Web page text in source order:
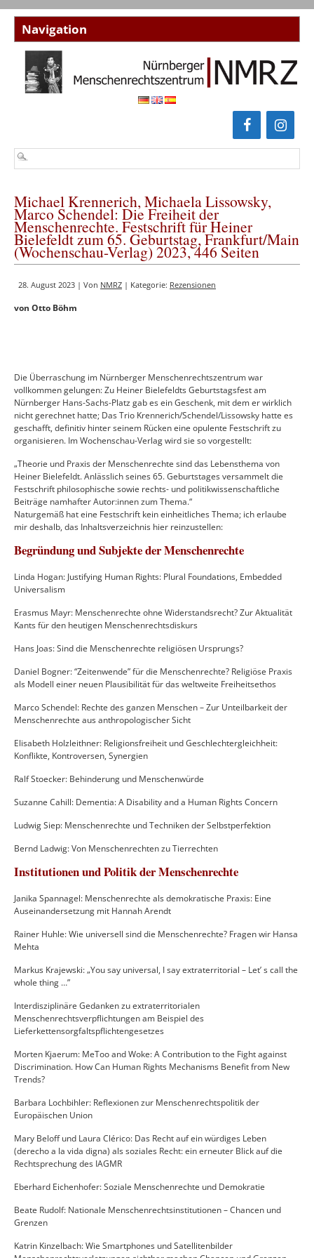
Michael Krennerich, Michaela Lissowsky,
Marco Schendel: Die Freiheit der
Menschenrechte. Festschrift für Heiner
Bielefeldt zum 65. Geburtstag, Frankfurt/Main
(Wochenschau-Verlag) 2023, 446 Seiten
28. August 2023 | Von NMRZ | Kategorie: Rezensionen
von Otto Böhm
Die Überraschung im Nürnberger Menschenrechtszentrum war
vollkommen gelungen: Zu Heiner Bielefeldts Geburtstagsfest am
Nürnberger Hans-Sachs-Platz gab es ein Geschenk, mit dem er wirklich
nicht gerechnet hatte; Das Trio Krennerich/Schendel/Lissowsky hatte es
geschafft, definitiv hinter seinem Rücken eine opulente Festschrift zu
organisieren. Im Wochenschau-Verlag wird sie so vorgestellt:
„Theorie und Praxis der Menschenrechte sind das Lebensthema von
Heiner Bielefeldt. Anlässlich seines 65. Geburtstages versammelt die
Festschrift philosophische sowie rechts- und politikwissenschaftliche
Beiträge namhafter Autor:innen zum Thema.“
Naturgemäß hat eine Festschrift kein einheitliches Thema; ich erlaube
mir deshalb, das Inhaltsverzeichnis hier reinzustellen:
Begründung und Subjekte der Menschenrechte
Linda Hogan: Justifying Human Rights: Plural Foundations, Embedded
Universalism
Erasmus Mayr: Menschenrechte ohne Widerstandsrecht? Zur Aktualität
Kants für den heutigen Menschenrechtsdiskurs
Hans Joas: Sind die Menschenrechte religiösen Ursprungs?
Daniel Bogner: “Zeitenwende” für die Menschenrechte? Religiöse Praxis
als Modell einer neuen Plausibilität für das weltweite Freiheitsethos
Marco Schendel: Rechte des ganzen Menschen – Zur Unteilbarkeit der
Menschenrechte aus anthropologischer Sicht
Elisabeth Holzleithner: Religionsfreiheit und Geschlechtergleichheit:
Konflikte, Kontroversen, Synergien
Ralf Stoecker: Behinderung und Menschenwürde
Suzanne Cahill: Dementia: A Disability and a Human Rights Concern
Ludwig Siep: Menschenrechte und Techniken der Selbstperfektion
Bernd Ladwig: Von Menschenrechten zu Tierrechten
Institutionen und Politik der Menschenrechte
Janika Spannagel: Menschenrechte als demokratische Praxis: Eine
Auseinandersetzung mit Hannah Arendt
Rainer Huhle: Wie universell sind die Menschenrechte? Fragen wir Hansa
Mehta
Markus Krajewski: „You say universal, I say extraterritorial – Let’ s call the
whole thing …”
Interdisziplinäre Gedanken zu extraterritorialen
Menschenrechtsverpflichtungen am Beispiel des
Lieferkettensorgfaltspflichtengesetzes
Morten Kjaerum: MeToo and Woke: A Contribution to the Fight against
Discrimination. How Can Human Rights Mechanisms Benefit from New
Trends?
Barbara Lochbihler: Reflexionen zur Menschenrechtspolitik der
Europäischen Union
Mary Beloff und Laura Clérico: Das Recht auf ein würdiges Leben
(derecho a la vida digna) als soziales Recht: ein erneuter Blick auf die
Rechtsprechung des IAGMR
Eberhard Eichenhofer: Soziale Menschenrechte und Demokratie
Beate Rudolf: Nationale Menschenrechtsinstitutionen – Chancen und
Grenzen
Katrin Kinzelbach: Wie Smartphones und Satellitenbilder